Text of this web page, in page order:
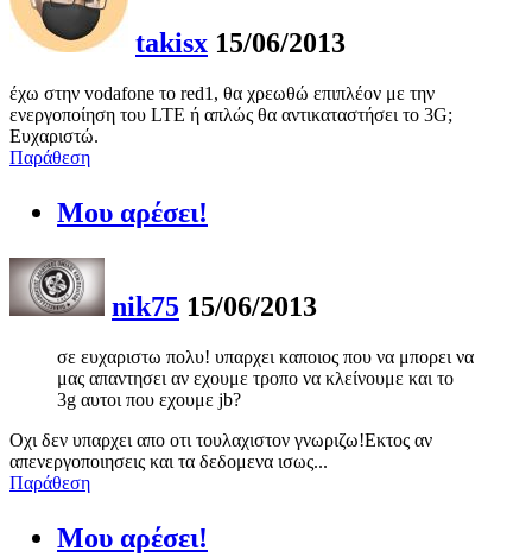
takisx 15/06/2013
έχω στην vodafone το red1, θα χρεωθώ επιπλέον με την
ενεργοποίηση του LTE ή απλώς θα αντικαταστήσει το 3G;
Ευχαριστώ.
Παράθεση
Μου αρέσει!
nik75 15/06/2013
σε ευχαριστω πολυ! υπαρχει καποιος που να μπορει να
μας απαντησει αν εχουμε τροπο να κλείνουμε και το
3g αυτοι που εχουμε jb?
Οχι δεν υπαρχει απο οτι τουλαχιστον γνωριζω!Εκτος αν
απενεργοποιησεις και τα δεδομενα ισως...
Παράθεση
Μου αρέσει!